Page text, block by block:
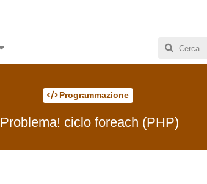
Programmazione
Problema! ciclo foreach (PHP)